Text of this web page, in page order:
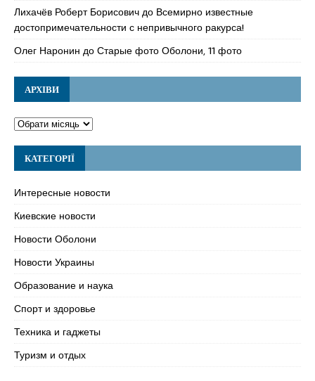
Лихачёв Роберт Борисовичдо Всемирно известные
достопримечательности с непривычного ракурса!
Олег Наронин доСтарые фото Оболони, 11 фото
АРХІВИ
КАТЕГОРІЇ
Интересные новости
Киевские новости
Новости Оболони
Новости Украины
Образование и наука
Спорт и здоровье
Техника и гаджеты
Туризм и отдых